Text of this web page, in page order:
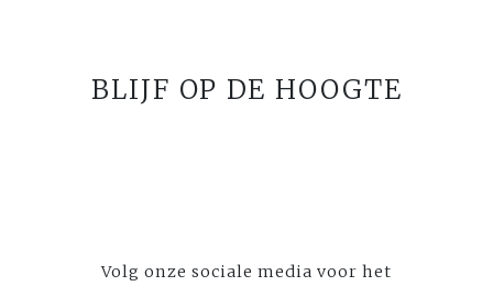
BLIJF OP DE HOOGTE
Volg onze sociale media voor het